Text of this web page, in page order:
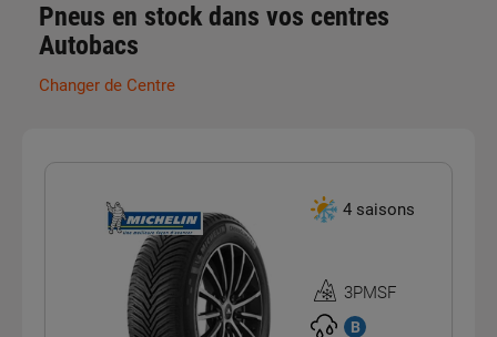
Pneus en stock dans vos centres
Autobacs
Changer de Centre
4 saisons
Homologation
3PMSF
3PMSF
B